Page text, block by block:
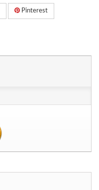
Pinterest